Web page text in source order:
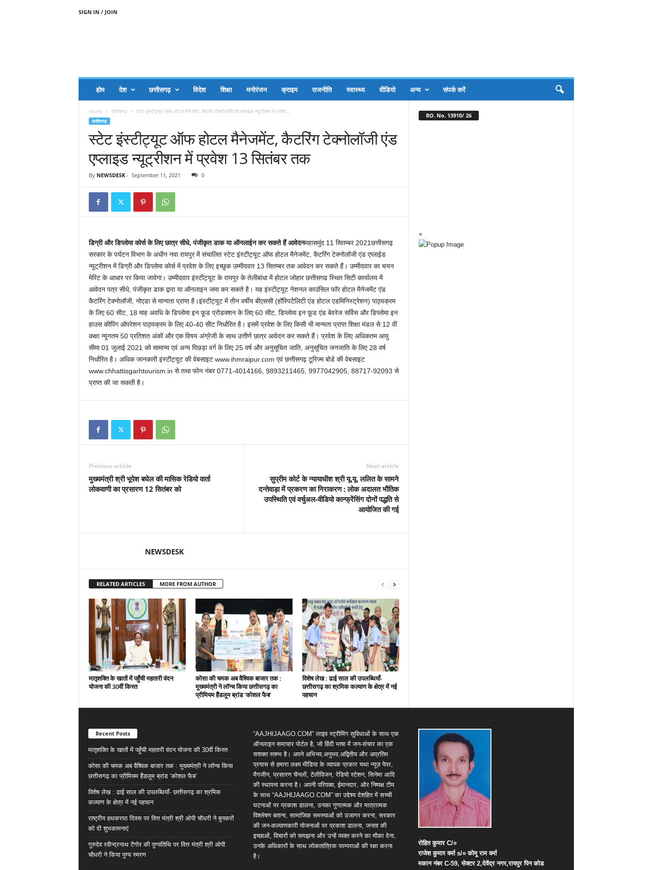
SIGN IN / JOIN
होम देश छत्तीसगढ़ विदेश शिक्षा मनोरंजन क्राइम राजनीति स्वास्थ्य वीडियो अन्य संपर्क करें
Home छत्तीसगढ़ स्टेट इंस्टीट्यूट ऑफ होटल मैनेजमेंट, कैटरिंग टेक्नोलॉजी एंड एप्लाइड न्यूट्रीशन में प्रवेश...
छत्तीसगढ़
स्टेट इंस्टीट्यूट ऑफ होटल मैनेजमेंट, कैटरिंग टेक्नोलॉजी एंड
एप्लाइड न्यूट्रीशन में प्रवेश 13 सितंबर तक
By NEWSDESK- September 11, 2021 0
डिग्री और डिप्लोमा कोर्स के लिए छात्र सीधे, पंजीकृत डाक या ऑनलाईन कर सकते हैं आवेदनमहासमुंद 11 सितम्बर 2021छत्तीसगढ़
सरकार के पर्यटन विभाग के अधीन नवा रायपुर में संचालित स्टेट इंस्टीट्यूट ऑफ होटल मैनेजमेंट, कैटरिंग टेक्नोलॉजी एंड एप्लाईड
न्यूट्रीशन में डिग्री और डिप्लोमा कोर्स में प्रवेश के लिए इच्छुक उम्मीदवार 13 सितम्बर तक आवेदन कर सकते हैं। उम्मीदवार का चयन
मेरिट के आधार पर किया जावेगा। उम्मीदवार इंस्टीट्यूट के रायपुर के तेलीबांधा में होटल जोहार छत्तीसगढ स्थित सिटी कार्यालय में
आवेदन पत्र सीधे, पंजीकृत डाक द्वारा या ऑनलाइन जमा कर सकते है। यह इंस्टीट्यूट नेशनल काउंसिल फॉर होटल मैनेजमेंट एंड
कैटरिंग टेक्नोलॉजी, नोएडा से मान्यता प्राप्त है।इंस्टीट्यूट में तीन वर्षीय बीएससी (हॉस्पिटैलिटी एंड होटल एडमिनिस्ट्रेशन) पाठ्यक्रम
के लिए 60 सीट, 18 माह अवधि के डिप्लोमा इन फ़ूड प्रोडक्शन के लिए 60 सीट, डिप्लोमा इन फ़ूड एंड बेवरेज सर्विस और डिप्लोमा इन
हाउस कीपिंग ऑपरेशन पाठ्यक्रम के लिए 40-40 सीट निर्धारित है। इसमें प्रवेश के लिए किसी भी मान्यता प्राप्त शिक्षा मंडल से 12 वीं
कक्षा न्यूनतम 50 प्रतिशत अंकों और एक विषय अंग्रेजी के साथ उत्तीर्ण छात्र आवेदन कर सकते हैं। प्रवेश के लिए अधिकतम आयु
सीमा 01 जुलाई 2021 को सामान्य एवं अन्य पिछड़ा वर्ग के लिए 25 वर्ष और अनुसूचित जाति, अनुसूचित जनजाति के लिए 28 वर्ष
निर्धारित है। अधिक जानकारी इंस्टीट्यूट की वेबसाइट www.ihmraipur.com एवं छत्तीसगढ़ टूरिज्म बोर्ड की वेबसाइट
www.chhattisgarhtourism.in से तथा फोन नंबर 0771-4014166, 9893211465, 9977042905, 88717-92093 से
प्राप्त की जा सकती है।
Previous article
मुख्यमंत्री श्री भूपेश बघेल की मासिक रेडियो वार्ता
लोकवाणी का प्रसारण 12 सितंबर को
Next article
सुप्रीम कोर्ट के न्यायाधीश श्री यू.यू. ललित के सामने
दन्तेवाड़ा में प्रकरण का निराकरण : लोक अदालत भौतिक
उपस्थिति एवं वर्चुअल-वीडियो कान्फ्रेंसिंग दोनों पद्धति से
आयोजित की गई
NEWSDESK
RELATED ARTICLES MORE FROM AUTHOR
मातृशक्ति के खातों में पहुँची महतारी वंदन
योजना की 30वीं किस्त
कोसा की चमक अब वैश्विक बाजार तक :
मुख्यमंत्री ने लॉन्च किया छत्तीसगढ़ का
प्रीमियम हैंडलूम ब्रांड ‘कोशल फैब’
विशेष लेख : ढाई साल की उपलब्धियाँ-
छत्तीसगढ़ का श्रमिक कल्याण के क्षेत्र में नई
पहचान
RO. No. 13910/ 26
×
Recent Posts
मातृशक्ति के खातों में पहुँची महतारी वंदन योजना की 30वीं किस्त
कोसा की चमक अब वैश्विक बाजार तक : मुख्यमंत्री ने लॉन्च किया
छत्तीसगढ़ का प्रीमियम हैंडलूम ब्रांड ‘कोशल फैब’
विशेष लेख : ढाई साल की उपलब्धियाँ- छत्तीसगढ़ का श्रमिक
कल्याण के क्षेत्र में नई पहचान
राष्ट्रीय हथकरघा दिवस पर वित्त मंत्री श्री ओपी चौधरी ने बुनकरों
को दी शुभकामनाएं
गुरुदेव रवीन्द्रनाथ टैगोर की पुण्यतिथि पर वित्त मंत्री श्री ओपी
चौधरी ने किया पुण्य स्मरण
“AAJHIJAAGO.COM” लाइव स्ट्रीमिंग सुविधाओं के साथ एक
ऑनलाइन समाचार पोर्टल है, जो हिंदी भाषा में जन-संचार का एक
सशक्त स्तम्भ है। अपने अभिनव,अनुभव,अद्वितीय और अप्रतिम
प्रयास से हमारा लक्ष्य मीडिया के व्यापक प्रकार यथा न्यूज़ पेपर,
मैगजीन, प्रसारण चैनलों, टेलीविजन, रेडियो स्टेशन, सिनेमा आदि
की स्थापना करना है। अपनी परिपक्व, ईमानदार, और निष्पक्ष टीम
के साथ “AAJHIJAAGO.COM” का उद्देश्य देशहित में सच्ची
घटनाओं पर प्रकाश डालना, उनका गुणात्मक और मात्रात्मक
विश्लेषण बताना, सामाजिक समस्याओं को उजागर करना, सरकार
की जन-कल्याणकारी योजनाओं पर प्रकाश डालना, जनता की
इच्छाओं, विचारों को समझना और उन्हें व्यक्त करने का मौका देना,
उनके अधिकारों के साथ लोकतांत्रिक परम्पराओं की रक्षा करना
है।
रोहित कुमारC/०
राजेश कुमार वर्माs/० कोमू राम वर्मा
मकान नंबरC-59,सेक्टर2,देवेंद्र नगर,रायपुर पिन कोड